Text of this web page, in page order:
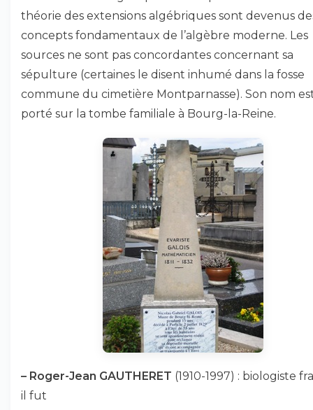
théorie des extensions algébriques sont devenus
concepts fondamentaux de l’algèbre moderne. Les
sources ne sont pas concordantes concernant sa
sépulture (certaines le disent inhumé dans la fosse
commune du cimetière Montparnasse). Son nom
porté sur la tombe familiale à Bourg-la-Reine.
– Roger-Jean GAUTHERET (1910-1997) : biologiste
il fut